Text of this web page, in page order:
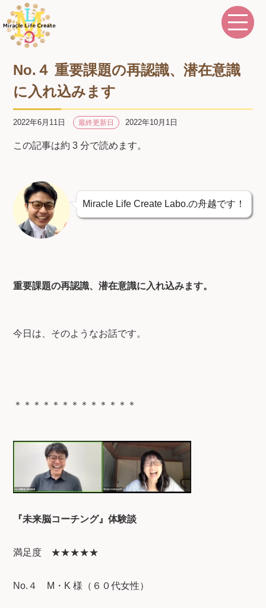
No.４ 重要課題の再認識、潜在意識
に入れ込みます
2022年6月11日 最終更新日 2022年10月1日
この記事は約 3 分で読めます。
Miracle Life Create Labo.の舟越です！
重要課題の再認識、潜在意識に入れ込みます。
今日は、そのようなお話です。
＊＊＊＊＊＊＊＊＊＊＊＊＊
『未来脳コーチング』体験談
満足度 ★★★★★
No.４ M・K 様（６０代女性）